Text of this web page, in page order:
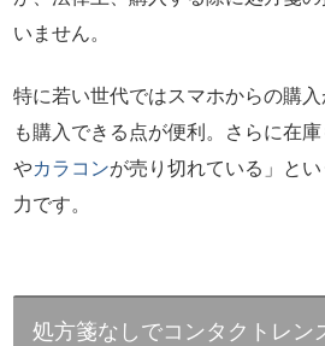
いません。
特に若い世代ではスマホからの購
も購入できる点が便利。さらに在
やカラコンが売り切れている」と
力です。
処方箋なしでコンタクトレン